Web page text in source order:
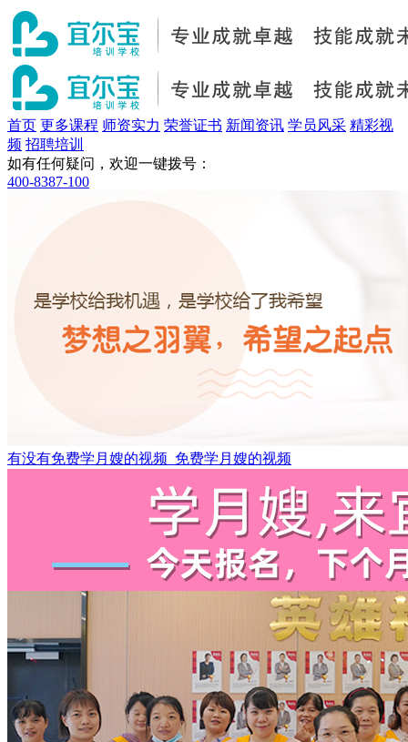
首页 更多课程 师资实力 荣誉证书 新闻资讯 学员风采 精彩视
频 招聘培训
如有任何疑问，欢迎一键拨号：
400-8387-100
有没有免费学月嫂的视频_免费学月嫂的视频